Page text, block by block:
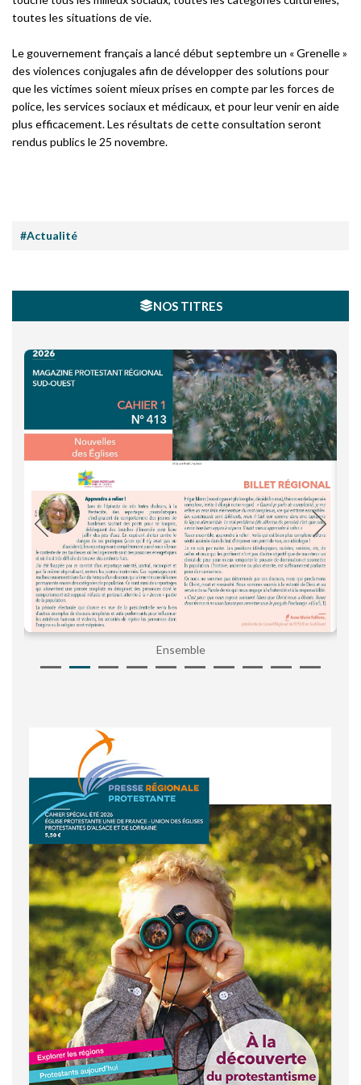
toutes les situations de vie.
Le gouvernement français a lancé début septembre un « Grenelle »
des violences conjugales afin de développer des solutions pour
que les victimes soient mieux prises en compte par les forces de
police, les services sociaux et médicaux, et pour leur venir en aide
plus efficacement. Les résultats de cette consultation seront
rendus publics le 25 novembre.
#Actualité
NOS TITRES
Ensemble